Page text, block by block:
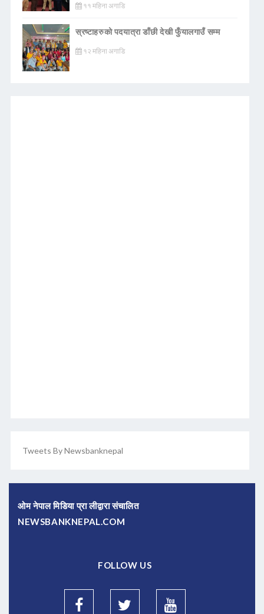
११ महिना अगाडि
स्रष्टाहरुको पदयात्रा डाँछी देखी फुँयालगाउँ सम्म
१२ महिना अगाडि
Tweets By Newsbanknepal
ओम नेपाल मिडिया प्रा लीद्वारा संचालित
NEWSBANKNEPAL.COM
FOLLOW US